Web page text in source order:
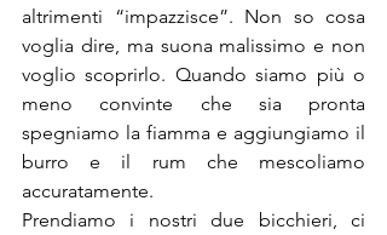
altrimenti “impazzisce”. Non so cosa
voglia dire, ma suona malissimo e non
voglio scoprirlo. Quando siamo più o
meno convinte che sia pronta
spegniamo la fiamma e aggiungiamo il
burro e il rum che mescoliamo
accuratamente.
Prendiamo i nostri due bicchieri, ci